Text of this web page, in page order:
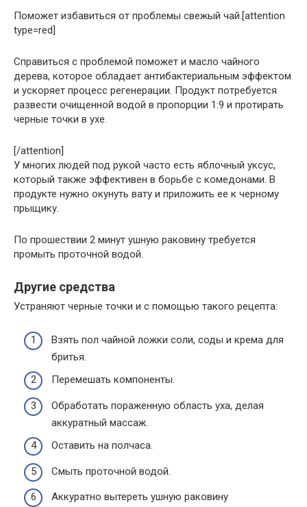
Поможет избавиться от проблемы свежый чай.[attention
type=red]
Справиться с проблемой поможет и масло чайного
дерева, которое обладает антибактериальным эффектом
и ускоряет процесс регенерации. Продукт потребуется
развести очищенной водой в пропорции 1:9 и протирать
черные точки в ухе.
[/attention]
У многих людей под рукой часто есть яблочный уксус,
который также эффективен в борьбе с комедонами. В
продукте нужно окунуть вату и приложить ее к черному
прыщику.
По прошествии 2 минут ушную раковину требуется
промыть проточной водой.
Другие средства
Устраняют черные точки и с помощью такого рецепта:
Взять пол чайной ложки соли, соды и крема для
бритья.
Перемешать компоненты.
Обработать пораженную область уха, делая
аккуратный массаж.
Оставить на полчаса.
Смыть проточной водой.
Аккуратно вытереть ушную раковину